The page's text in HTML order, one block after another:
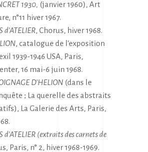
1930, (janvier 1960), Art
n°11 hiver 1967.
d’ATELIER, Chorus, hiver 1968.
, catalogue de l’exposition
1939-1946 USA, Paris,
16 mai-6 juin 1968.
D’HELION (dans le
; La querelle des abstraits
La Galerie des Arts, Paris,
d’ATELIER (extraits des carnets de
Paris, n° 2, hiver 1968-1969.